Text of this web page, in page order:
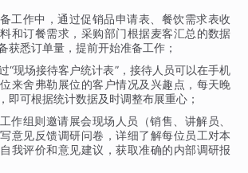
工作中，通过促销品申请表、餐饮需求表收
和订餐需求，采购部门根据麦客汇总的数据
获悉订单量，提前开始准备工作；
“现场接待客户统计表”，接待人员可以在手机
来舍弗勒展位的客户情况及兴趣点，每天晚
即可根据统计数据及时调整布展重心；
作组则邀请展会现场人员（销售、讲解员、
意见反馈调研问卷，详细了解每位员工对本
我评价和意见建议，获取准确的内部调研报